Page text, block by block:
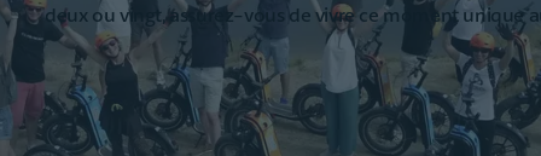
deux ou vingt, assurez-vous de vivre ce moment unique